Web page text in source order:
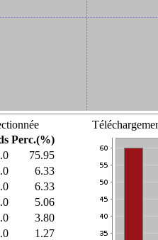
Perc.(%)
75.95
6.33
6.33
5.06
3.80
1.27